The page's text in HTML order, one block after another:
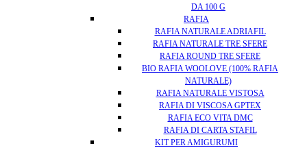
DA 100 G
RAFIA
RAFIA NATURALE ADRIAFIL
RAFIA NATURALE TRE SFERE
RAFIA ROUND TRE SFERE
BIO RAFIA WOOLOVE (100% RAFIA
NATURALE)
RAFIA NATURALE VISTOSA
RAFIA DI VISCOSA GPTEX
RAFIA ECO VITA DMC
RAFIA DI CARTA STAFIL
KIT PER AMIGURUMI